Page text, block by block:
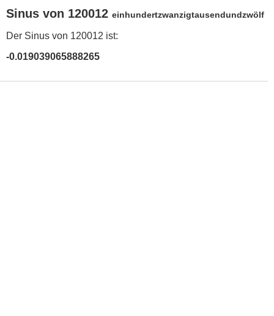
Sinus von 120012 einhundertzwanzigtausendundzwölf
Der Sinus von 120012 ist:
-0.019039065888265